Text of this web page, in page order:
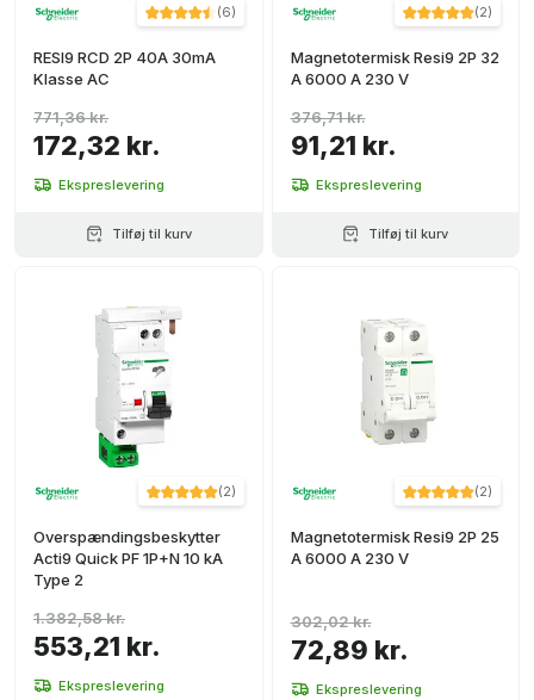
(6)
RESI9 RCD 2P 40A 30mA
Klasse AC
172,32 kr.
771,36 kr.
Ekspreslevering
Tilføj til kurv
(2)
Magnetotermisk Resi9 2P 32
A 6000 A 230 V
91,21 kr.
376,71 kr.
Ekspreslevering
Tilføj til kurv
(2)
Overspændingsbeskytter
Acti9 Quick PF 1P+N 10 kA
Type 2
553,21 kr.
1.382,58 kr.
Ekspreslevering
(2)
Magnetotermisk Resi9 2P 25
A 6000 A 230 V
72,89 kr.
302,02 kr.
Ekspreslevering